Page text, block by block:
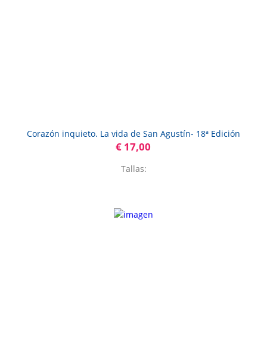
Corazón inquieto. La vida de San Agustín- 18ª Edición
€ 17,00
Tallas: